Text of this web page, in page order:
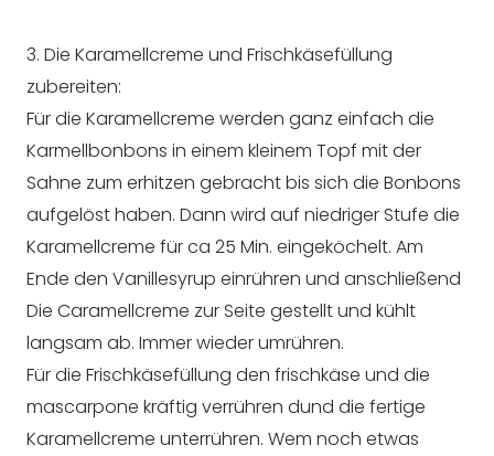
3. Die Karamellcreme und Frischkäsefüllung
zubereiten:
Für die Karamellcreme werden ganz einfach die
Karmellbonbons in einem kleinem Topf mit der
Sahne zum erhitzen gebracht bis sich die Bonbons
aufgelöst haben. Dann wird auf niedriger Stufe die
Karamellcreme für ca 25 Min. eingeköchelt. Am
Ende den Vanillesyrup einrühren und anschließend
Die Caramellcreme zur Seite gestellt und kühlt
langsam ab. Immer wieder umrühren.
Für die Frischkäsefüllung den frischkäse und die
mascarpone kräftig verrühren dund die fertige
Karamellcreme unterrühren. Wem noch etwas